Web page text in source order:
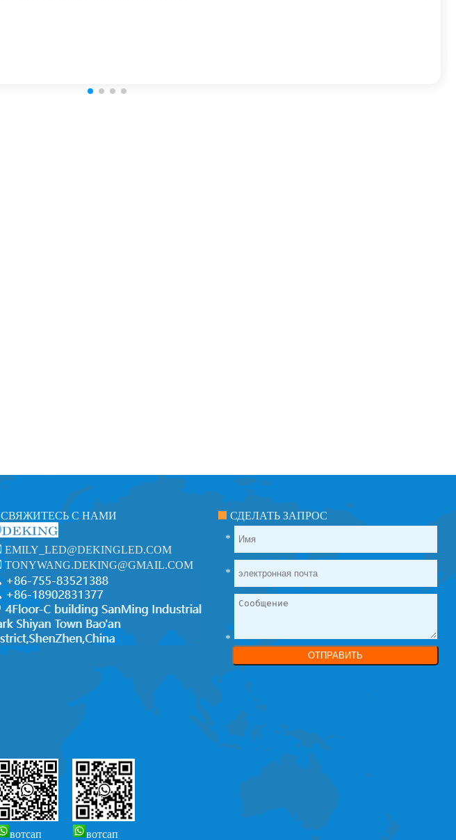
СВЯЖИТЕСЬ С НАМИ
EMILY_LED@DEKINGLED.COM
TONYWANG.DEKING@GMAIL.COM
СДЕЛАТЬ ЗАПРОС
*
*
*
ОТПРАВИТЬ
вотсап вотсап